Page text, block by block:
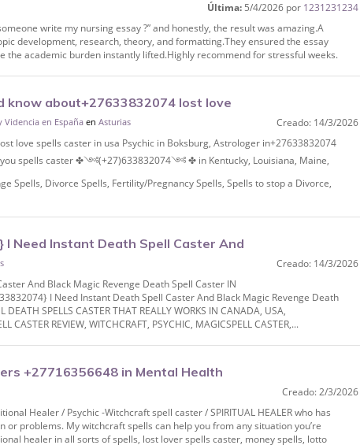
Última: 5/4/2026 por 1231231234
write my nursing essay ?” and honestly, the result was amazing.A
development, research, theory, and formatting.They ensured the essay
the academic burden instantly lifted.Highly recommend for stressful weeks.
know about+27633832074 lost love
Videncia en España enAsturias
Creado: 14/3/2026
love spells caster in usa Psychic in Boksburg, Astrologer in+27633832074
you spells caster ✤༺(+27)633832074༺ ✤ in Kentucky, Louisiana, Maine,
Spells, Divorce Spells, Fertility/Pregnancy Spells, Spells to stop a Divorce,
I Need Instant Death Spell Caster And
IN DUBAI
Creado: 14/3/2026
And Black Magic Revenge Death Spell Caster IN
I Need Instant Death Spell Caster And Black Magic Revenge Death
SPELLS CASTER THAT REALLY WORKS IN CANADA, USA,
CASTER REVIEW, WITCHCRAFT, PSYCHIC, MAGICSPELL CASTER,...
+27716356648 in Mental Health
lost love
Creado: 2/3/2026
Healer / Psychic -Witchcraft spell caster / SPIRITUAL HEALER who has
or problems. My witchcraft spells can help you from any situation you’re
healer in all sorts of spells, lost lover spells caster, money spells, lotto